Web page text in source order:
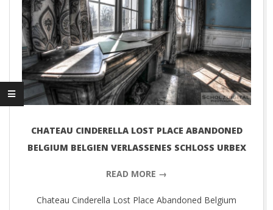
G
I
CHATEAU CINDERELLA LOST PLACE ABANDONED
BELGIUM BELGIEN VERLASSENES SCHLOSS URBEX
READ MORE →
Chateau Cinderella Lost Place Abandoned Belgium